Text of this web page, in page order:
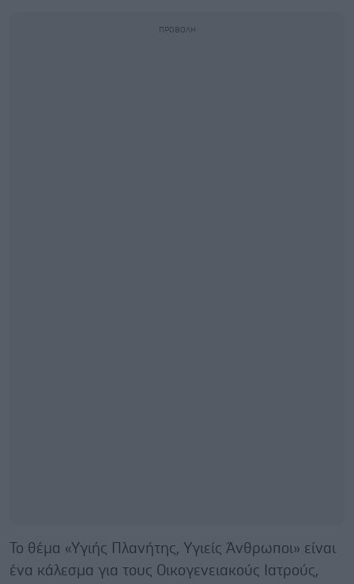
Το θέμα «Υγιής Πλανήτης, Υγιείς Άνθρωποι» είναι
ένα κάλεσμα για τους Οικογενειακούς Ιατρούς,